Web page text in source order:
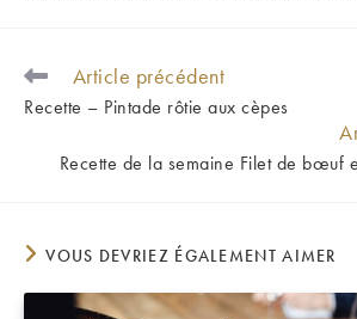
READ
MORE
ARTICLES
Article précédent
Recette – Pintade rôtie aux cèpes
Recette de la semaine Filet de bœuf
VOUS DEVRIEZ ÉGALEMENT AIMER